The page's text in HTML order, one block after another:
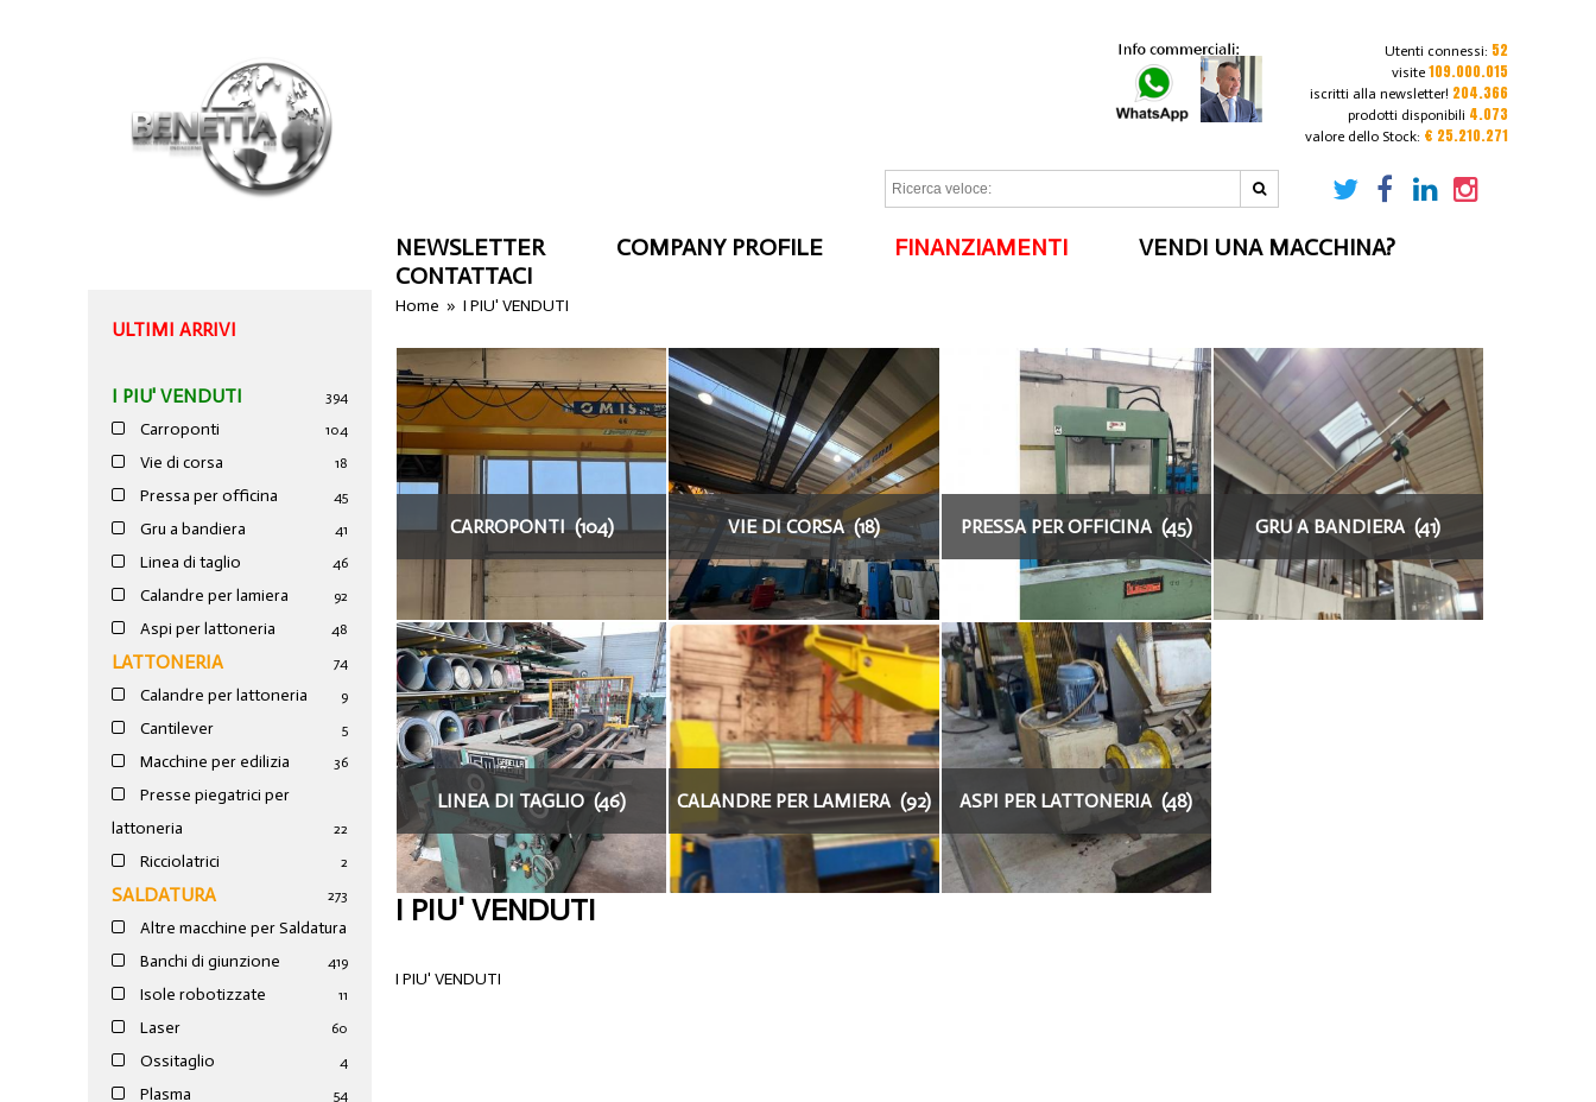
Utenti connessi: 52
visite 109.000.015
iscritti alla newsletter! 204.366
prodotti disponibili 4.073
valore dello Stock: € 25.210.271
NEWSLETTER COMPANY PROFILE FINANZIAMENTI
VENDI UNA MACCHINA?
CONTATTACI
ULTIMI ARRIVI
I PIU' VENDUTI 394
Carroponti 104
Vie di corsa 18
Pressa per officina 45
Gru a bandiera 41
Linea di taglio 46
Calandre per lamiera 92
Aspi per lattoneria 48
LATTONERIA 74
Calandre per lattoneria 9
Cantilever 5
Macchine per edilizia 36
Presse piegatrici per
lattoneria
22
Ricciolatrici 2
SALDATURA 273
Altre macchine per Saldatura
19
Banchi di giunzione 4
Isole robotizzate 11
Laser 60
Ossitaglio 4
Plasma 54
Home »I PIU' VENDUTI
CARROPONTI (104) VIE DI CORSA (18) PRESSA PER OFFICINA (45) GRU A BANDIERA (41)
LINEA DI TAGLIO (46) CALANDRE PER LAMIERA (92) ASPI PER LATTONERIA (48)
I PIU' VENDUTI
I PIU' VENDUTI